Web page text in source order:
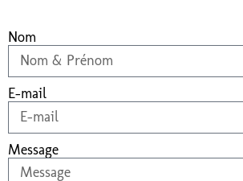
Nom
E-mail
Message